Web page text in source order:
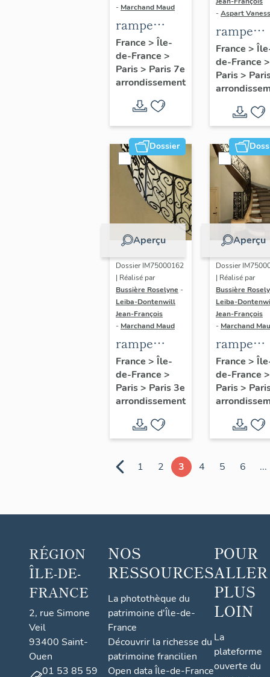
- Marchand Maud
rampe
d'appui,
escalier
d'honneur
Maisons,
puis Pozzo
di Borgo
France > Île-
de-France >
Paris> Paris 7e
arrondissement
-Aspart
rampe
d'appui,
escalier
l' hôtel
Brochet
Saint-
Institut
d'études
(non
France >
de-France >
Paris>
Dossier
Aperçu
Dossier IM75000162
| Réalisé par
Bussière Roselyne -
Leiba-Dontenwill
Jean-François
- Marchand Maud
rampe
d'appui,
escalier
secondaire
Vigny (non
étudié)
France > Île-
de-France >
Paris> Paris 3e
arrondissement
Aperçu
Dossier
| Réalisé par
Bussière
Leiba-
Jean-François
- Marchand
rampe
d'appui,
escalier
la
cochère
(non
France >
de-France >
Paris>
1 2 3 4 5 6 ...
RÉGION
ÎLE-DE-
FRANCE
2, rue Simone
Veil
93400 Saint-
Ouen
01 53 85 59
NOS
RESSOURCES
La photothèque du
patrimoine d'Île-de-
France
Découvrir la richesse du
patrimoine francilien
Open data Île-de-France
POUR
ALLER
PLUS
LOIN
La
plateforme
ouverte du